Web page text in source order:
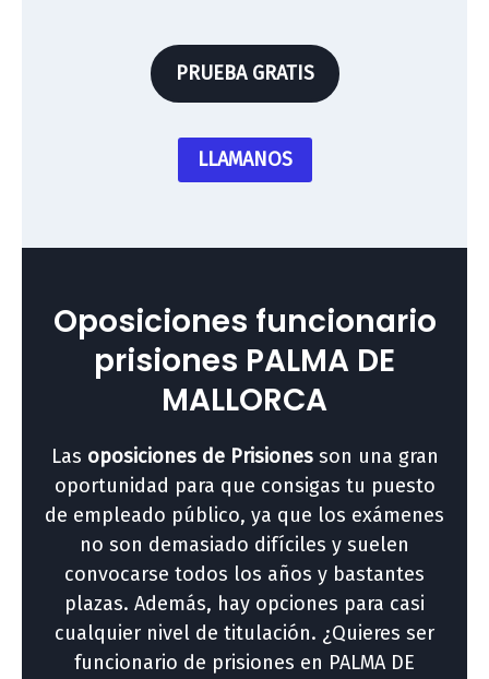
PRUEBA GRATIS
LLAMANOS
Oposiciones funcionario
prisiones PALMA DE
MALLORCA
Las oposiciones de Prisionesson una gran
oportunidad para que consigas tu puesto
de empleado público, ya que los exámenes
no son demasiado difíciles y suelen
convocarse todos los años y bastantes
plazas. Además, hay opciones para casi
cualquier nivel de titulación. ¿Quieres ser
funcionario de prisiones en PALMA DE